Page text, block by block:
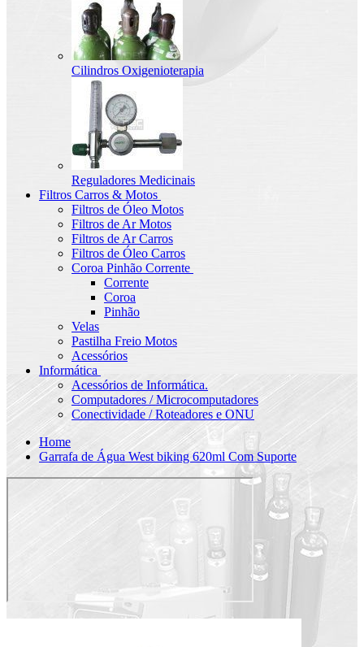
Cilindros Oxigenioterapia
Reguladores Medicinais
Filtros Carros & Motos
Filtros de Óleo Motos
Filtros de Ar Motos
Filtros de Ar Carros
Filtros de Óleo Carros
Coroa Pinhão Corrente
Corrente
Coroa
Pinhão
Velas
Pastilha Freio Motos
Acessórios
Informática
Acessórios de Informática.
Computadores / Microcomputadores
Conectividade / Roteadores e ONU
Home
Garrafa de Água West biking 620ml Com Suporte